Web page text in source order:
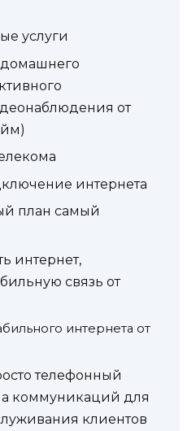
услуги
от
интернета
план самый
интернет,
связь от
интернета от
телефонный
коммуникаций для
клиентов